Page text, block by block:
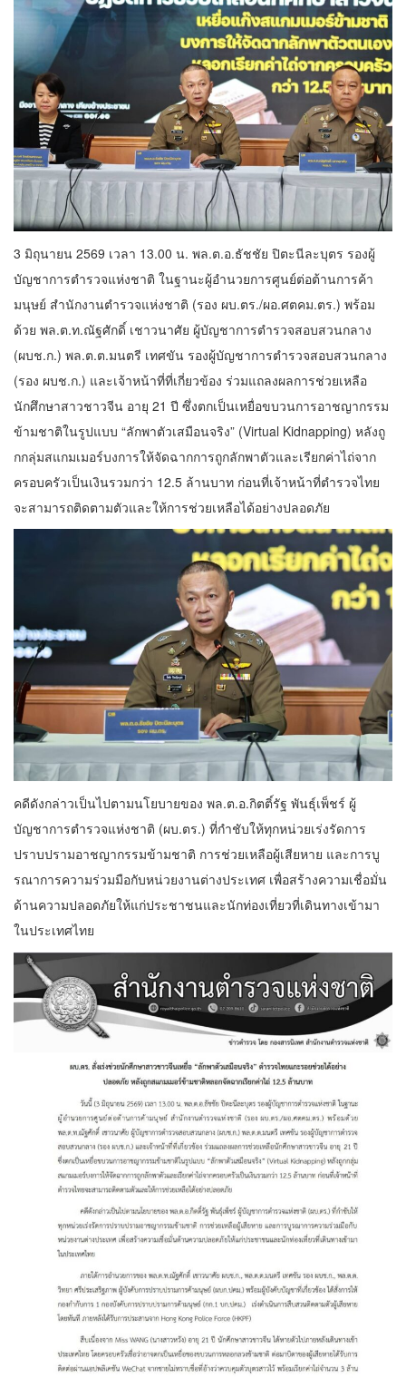
3 มิถุนายน 2569 เวลา 13.00 น. พล.ต.อ.ธัชชัย ปิตะนีละบุตร รองผู้
บัญชาการตำรวจแห่งชาติ ในฐานะผู้อำนวยการศูนย์ต่อต้านการค้า
มนุษย์ สำนักงานตำรวจแห่งชาติ (รอง ผบ.ตร./ผอ.ศตคม.ตร.) พร้อม
ด้วย พล.ต.ท.ณัฐศักดิ์ เชาวนาศัย ผู้บัญชาการตำรวจสอบสวนกลาง
(ผบช.ก.) พล.ต.ต.มนตรี เทศขัน รองผู้บัญชาการตำรวจสอบสวนกลาง
(รอง ผบช.ก.) และเจ้าหน้าที่ที่เกี่ยวข้อง ร่วมแถลงผลการช่วยเหลือ
นักศึกษาสาวชาวจีน อายุ 21 ปี ซึ่งตกเป็นเหยื่อขบวนการอาชญากรรม
ข้ามชาติในรูปแบบ “ลักพาตัวเสมือนจริง” (Virtual Kidnapping) หลังถู
กกลุ่มสแกมเมอร์บงการให้จัดฉากการถูกลักพาตัวและเรียกค่าไถ่จาก
ครอบครัวเป็นเงินรวมกว่า 12.5 ล้านบาท ก่อนที่เจ้าหน้าที่ตำรวจไทย
จะสามารถติดตามตัวและให้การช่วยเหลือได้อย่างปลอดภัย
คดีดังกล่าวเป็นไปตามนโยบายของ พล.ต.อ.กิตติ์รัฐ พันธุ์เพ็ชร์ ผู้
บัญชาการตำรวจแห่งชาติ (ผบ.ตร.) ที่กำชับให้ทุกหน่วยเร่งรัดการ
ปราบปรามอาชญากรรมข้ามชาติ การช่วยเหลือผู้เสียหาย และการบู
รณาการความร่วมมือกับหน่วยงานต่างประเทศ เพื่อสร้างความเชื่อมั่น
ด้านความปลอดภัยให้แก่ประชาชนและนักท่องเที่ยวที่เดินทางเข้ามา
ในประเทศไทย